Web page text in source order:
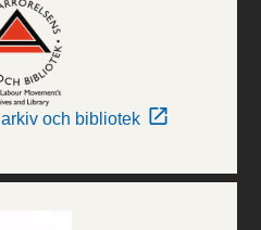
och bibliotek